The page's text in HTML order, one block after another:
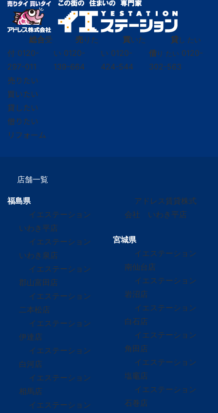
総合受
付 0120-
297-011
売りた
い 0120-
139-664
買いた
い 0120-
424-544
貸し たい
借り たい 0120-
302-563
売りたい
買いたい
貸したい
借りたい
リフォーム
店舗一覧
福島県
イエステーション
いわき平店
イエステーション
いわき泉店
イエステーション
郡山富田店
イエステーション
二本松店
イエステーション
伊達店
イエステーション
白河店
イエステーション
相馬店
イエステーション
アドレス賃貸株式
会社 いわき平店
宮城県
イエステーション
南仙台店
イエステーション
岩沼店
イエステーション
白石店
イエステーション
角田店
イエステーション
塩竈店
イエステーション
石巻店